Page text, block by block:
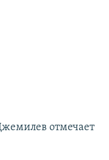
отмечает